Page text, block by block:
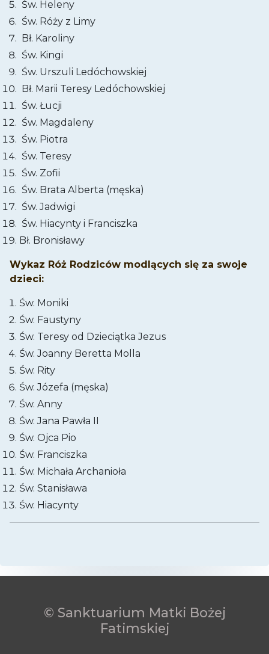
Św. Heleny
Św. Róży z Limy
Bł. Karoliny
Św. Kingi
Św. Urszuli Ledóchowskiej
Bł. Marii Teresy Ledóchowskiej
Św. Łucji
Św. Magdaleny
Św. Piotra
Św. Teresy
Św. Zofii
Św. Brata Alberta (męska)
Św. Jadwigi
Św. Hiacynty i Franciszka
Bł. Bronisławy
Wykaz Róż Rodziców modlących się za swoje
dzieci:
Św. Moniki
Św. Faustyny
Św. Teresy od Dzieciątka Jezus
Św. Joanny Beretta Molla
Św. Rity
Św. Józefa (męska)
Św. Anny
Św. Jana Pawła II
Św. Ojca Pio
Św. Franciszka
Św. Michała Archanioła
Św. Stanisława
Św. Hiacynty
© Sanktuarium Matki Bożej
Fatimskiej